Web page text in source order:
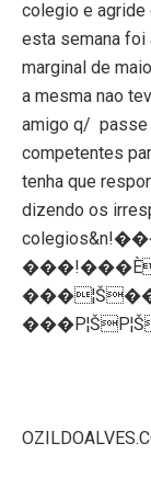
colegio e agride
esta semana foi
marginal de
a mesma nao
amigo q/ passe
competentes
tenha que
dizendo os
colegios